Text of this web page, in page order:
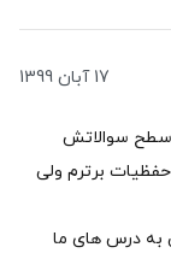
17 آبان 1399
سطح سوالاتش
برترم ولی
به درس های ما